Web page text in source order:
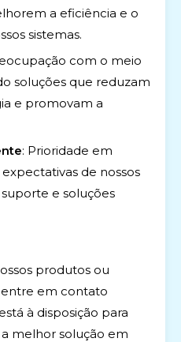
a eficiência e o
sistemas.
com o meio
soluções que reduzam
e promovam a
: Prioridade em
de nossos
e soluções
produtos ou
em contato
à disposição para
melhor solução em